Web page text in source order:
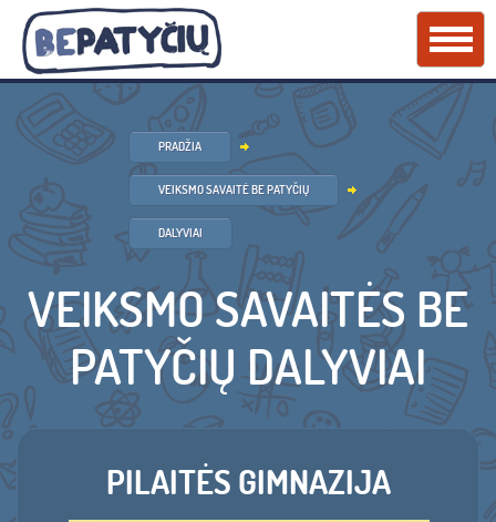
PRADŽIA
VEIKSMO SAVAITĖ BE PATYČIŲ
DALYVIAI
VEIKSMO SAVAITĖS BE
PATYČIŲ DALYVIAI
PILAITĖS GIMNAZIJA